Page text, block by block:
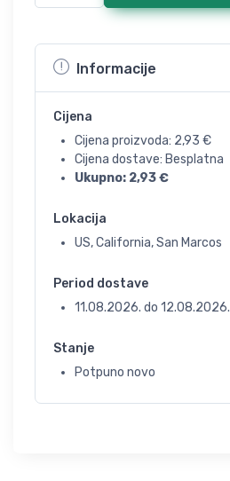
Informacije
Cijena
Cijena proizvoda: 2,93 €
Cijena dostave: Besplatna
Ukupno: 2,93€
Lokacija
US, California, San Marcos
Period dostave
11.08.2026. do 12.08.2026.
Stanje
Potpuno novo